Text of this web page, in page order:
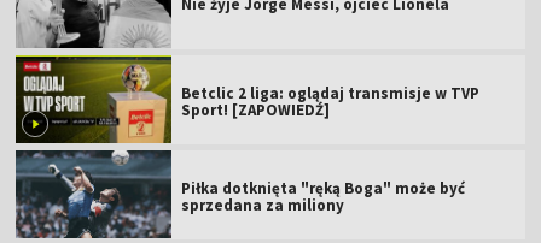
Betclic 2 liga: oglądaj transmisje w TVP
Sport! [ZAPOWIEDŹ]
Piłka dotknięta "ręką Boga" może być
sprzedana za miliony